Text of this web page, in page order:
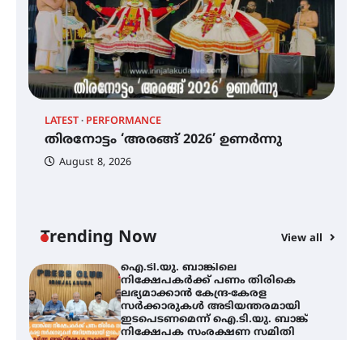
LATEST PERFORMANCE
തിരനോട്ടം ‘അരങ്ങ് 2026’ ഉണർന്നു
August 8, 2026
Trending Now View all
എം.ജി. യൂണിവേഴ്‌സിറ്റിയിൽ നിന്ന്
ഇംഗ്ളീഷ് സാഹിത്യത്തിൽ
ഡോക്ടറേറ്റ് നേടിയ എൻ. ആര്യ
ട്യുണീഷ്യൻ ചിത്രം ” ദി വോയിസ്
ഫിലിം സൊസൈറ്റി ആഗസ്റ്റ് 7
വെള്ളിയാഴ്ച സ്‌ക്രീൻ ചെയ്യുന്നു
ഐ.ടി.യു. ബാങ്കിലെ
നിക്ഷേപകർക്ക് പണം തിരികെ
ലഭ്യമാക്കാൻ കേന്ദ്ര-കേരള
സർക്കാരുകൾ അടിയന്തരമായി
ഇടപെടണമെന്ന് ഐ.ടി.യു. ബാങ്ക്
നിക്ഷേപക സംരക്ഷണ സമിതി